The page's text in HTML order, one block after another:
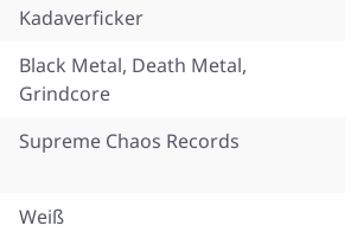
Kadaverficker
Black Metal, Death Metal,
Grindcore
Supreme Chaos Records
Weiß